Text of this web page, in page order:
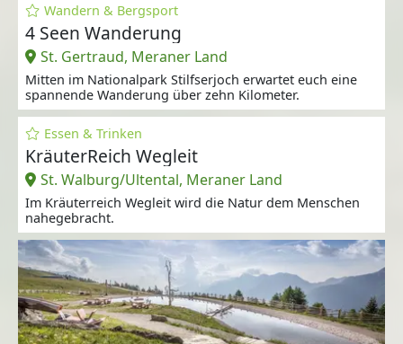
Wandern & Bergsport
4 Seen Wanderung
St. Gertraud, Meraner Land
Mitten im Nationalpark Stilfserjoch erwartet euch eine
spannende Wanderung über zehn Kilometer.
Essen & Trinken
KräuterReich Wegleit
St. Walburg/Ultental, Meraner Land
Im Kräuterreich Wegleit wird die Natur dem Menschen
nahegebracht.